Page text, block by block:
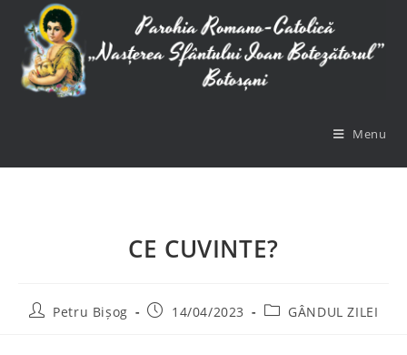
Menu
CE CUVINTE?
Petru Bișog 14/04/2023 GÂNDUL ZILEI